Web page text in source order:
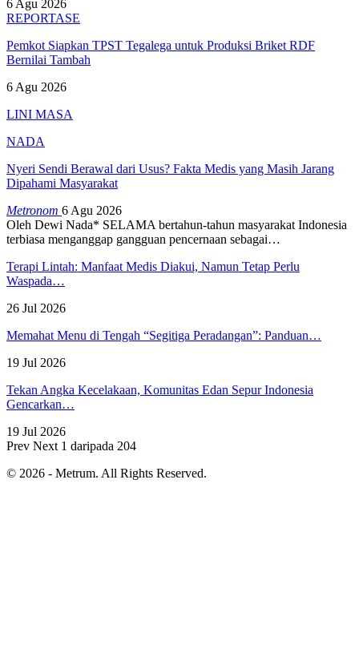
6 Agu 2026
REPORTASE
Pemkot Siapkan TPST Tegalega untuk Produksi Briket RDF
Bernilai Tambah
6 Agu 2026
LINI MASA
NADA
Nyeri Sendi Berawal dari Usus? Fakta Medis yang Masih Jarang
Dipahami Masyarakat
Metronom 6 Agu 2026
Oleh Dewi Nada* SELAMA bertahun-tahun masyarakat Indonesia
terbiasa menganggap gangguan pencernaan sebagai…
Terapi Lintah: Manfaat Medis Diakui, Namun Tetap Perlu
Waspada…
26 Jul 2026
Memahat Menu di Tengah “Segitiga Peradangan”: Panduan…
19 Jul 2026
Tekan Angka Kecelakaan, Komunitas Edan Sepur Indonesia
Gencarkan…
19 Jul 2026
Prev Next 1 daripada 204
© 2026 - Metrum. All Rights Reserved.